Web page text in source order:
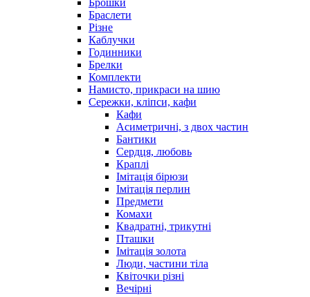
Браслети
Різне
Каблучки
Годинники
Брелки
Комплекти
Намисто, прикраси на шию
Сережки, кліпси, кафи
Кафи
Асиметричні, з двох частин
Бантики
Сердця, любовь
Краплі
Імітація бірюзи
Імітація перлин
Предмети
Комахи
Квадратні, трикутні
Пташки
Імітація золота
Люди, частини тіла
Квіточки різні
Вечірні